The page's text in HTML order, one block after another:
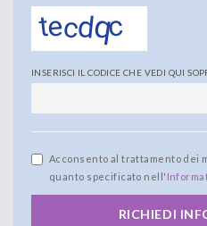
INSERISCI IL CODICE CHE VEDI QUI
Acconsento al trattamento dei
quanto specificato nell'
RICHIEDI